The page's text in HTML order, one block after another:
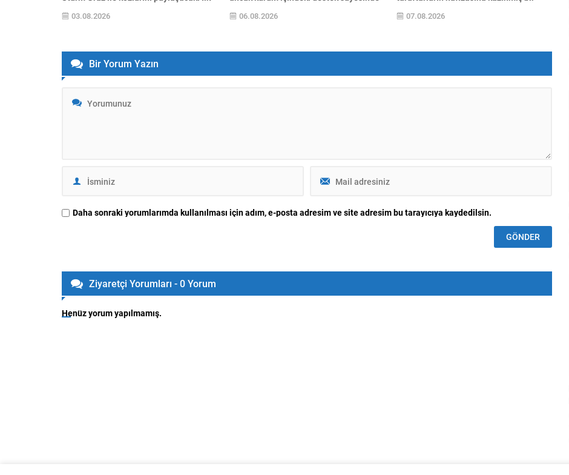
karşılaşma 5 Ağustos Çarşamba günü
saat 21.00’de Kadıköy’de oynanırken,
sonunda turu geçen takım, play-off
turunda daha önce belirlenen
eşleşmenin galibiyle karşılaşacak. Kura
03.08.2026
istifa baskılarını şimdilik savuşturabildi.
Fas’ta yapılan uzun kriz görüşmelerinin
06.08.2026
isim olsa da, sözleşme bitimiyle kulüple
yollarını ayırdı. Ayrılık sürecinde
07.08.2026
Bir Yorum Yazın
Daha sonraki yorumlarımda kullanılması için adım, e-posta adresim ve site adresim bu tarayıcıya kaydedilsin.
Ziyaretçi Yorumları - 0 Yorum
Henüz yorum yapılmamış.